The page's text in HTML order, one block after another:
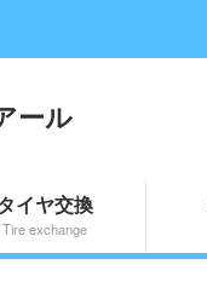
ール
イヤ交換
Tire exchange